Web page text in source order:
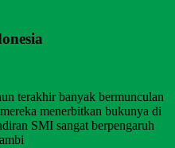
terakhir banyak bermunculan
menerbitkan bukunya di
SMI sangat berpengaruh